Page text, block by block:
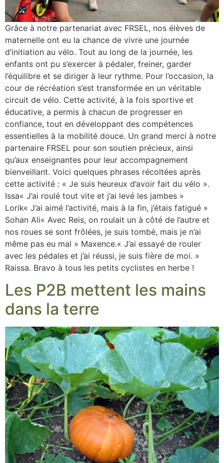
Grâce à notre partenariat avec FRSEL, nos élèves de
maternelle ont eu la chance de vivre une journée
d’initiation au vélo. Tout au long de la journée, les
enfants ont pu s’exercer à pédaler, freiner, garder
l’équilibre et se diriger à leur rythme. Pour l’occasion, la
cour de récréation s’est transformée en un véritable
circuit de vélo. Cette activité, à la fois sportive et
éducative, a permis à chacun de progresser en
confiance, tout en développant des compétences
essentielles à la mobilité douce. Un grand merci à notre
partenaire FRSEL pour son soutien précieux, ainsi
qu’aux enseignantes pour leur accompagnement
bienveillant. Voici quelques phrases récoltées après
cette activité : « Je suis heureux d’avoir fait du vélo ».
Issa« J’ai roulé tout vite et j’ai levé les jambes »
Lorik« J’ai aimé l’activité, mais à la fin, j’étais fatigué »
Sohan Ali« Avec Reis, on roulait un à côté de l’autre et
nos roues se sont frôlées, je suis tombé, mais je n’ai
même pas eu mal » Maxence.« J’ai essayé de rouler
avec les pédales et j’ai réussi, je suis fière de moi. »
Raissa. Bravo à tous les petits cyclistes en herbe !
Les P2B mettent les mains
dans la terre